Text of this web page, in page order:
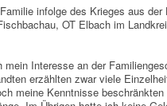
infolge des Krieges aus der
OT Elbach im
Interesse an der
erzählten zwar viele
meine Kenntnisse